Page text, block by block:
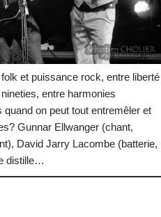
et puissance rock, entre liberté
entre harmonies
on peut tout entremêler et
Gunnar Ellwanger (chant,
David Jarry Lacombe (batterie,
distille…